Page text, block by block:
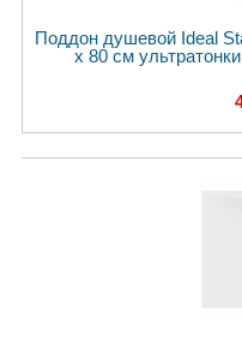
Поддон душевой Ideal
x 80 см